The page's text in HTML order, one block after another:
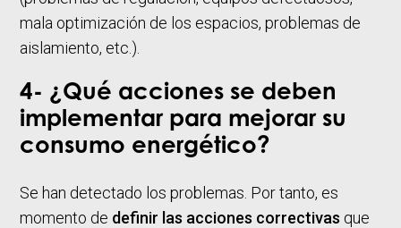
mala optimización de los espacios, problemas de
aislamiento, etc.).
4- ¿Qué acciones se deben
implementar para mejorar su
consumo energético?
Se han detectado los problemas. Por tanto, es
momento de definir las acciones correctivas que